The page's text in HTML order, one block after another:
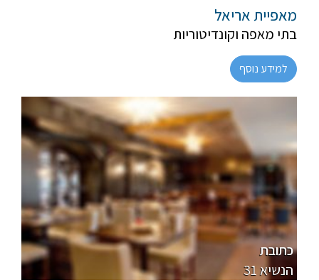
מאפיית אריאל
בתי מאפה וקונדיטוריות
למידע נוסף
מהדרין
פרווה, חלבי
כתובת
31 הנשיא